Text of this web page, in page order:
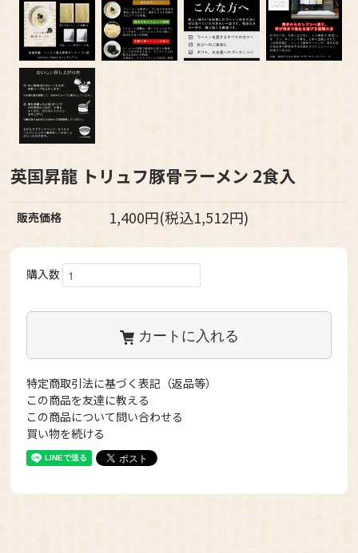
英国昇龍 トリュフ豚骨ラーメン 2食入
販売価格 1,400円(税込1,512円)
購入数
カートに入れる
特定商取引法に基づく表記（返品等）
この商品を友達に教える
この商品について問い合わせる
買い物を続ける